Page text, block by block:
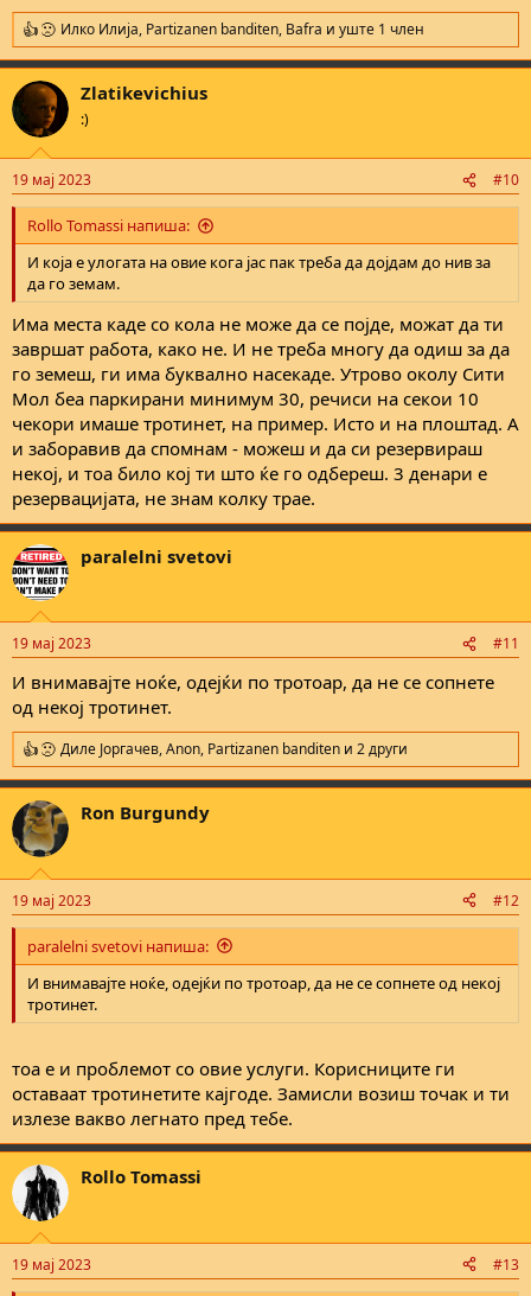
R
e
a
c
t
i
s
:
Илко Илија, Partizanen banditen, Bafra и уште 1 член
Zlatikevichius
:)
19 мај 2023 #10
Rollo Tomassi напиша:
И која е улогата на овие кога јас пак треба да дојдам до нив за
да го земам.
Има места каде со кола не може да се појде, можат да ти
завршат работа, како не. И не треба многу да одиш за да
го земеш, ги има буквално насекаде. Утрово околу Сити
Мол беа паркирани минимум 30, речиси на секои 10
чекори имаше тротинет, на пример. Исто и на плоштад. А
и заборавив да спомнам - можеш и да си резервираш
некој, и тоа било кој ти што ќе го одбереш. 3 денари е
резервацијата, не знам колку трае.
paralelni svetovi
19 мај 2023 #11
И внимавајте ноќе, одејќи по тротоар, да не се сопнете
од некој тротинет.
R
e
a
c
t
i
s
:
Диле Јоргачев,Anon, Partizanen banditen и 2 други
Ron Burgundy
19 мај 2023 #12
paralelni svetovi напиша:
И внимавајте ноќе, одејќи по тротоар, да не се сопнете од некој
тротинет.
тоа е и проблемот со овие услуги. Корисниците ги
оставаат тротинетите кајгоде. Замисли возиш точак и ти
излезе вакво легнато пред тебе.
Rollo Tomassi
19 мај 2023 #13